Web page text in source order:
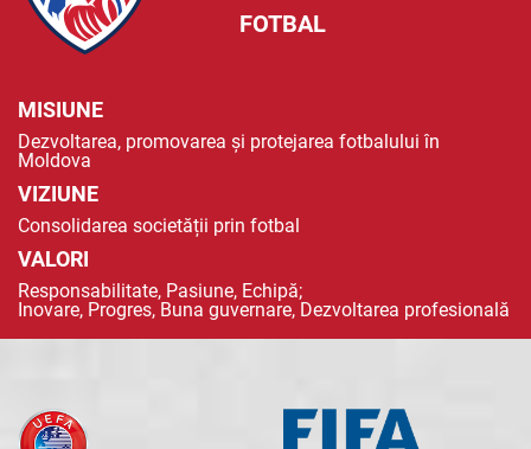
FOTBAL
MISIUNE
Dezvoltarea, promovarea și protejarea fotbalului în
Moldova
VIZIUNE
Consolidarea societății prin fotbal
VALORI
Responsabilitate, Pasiune, Echipă;
Inovare, Progres, Buna guvernare, Dezvoltarea profesională